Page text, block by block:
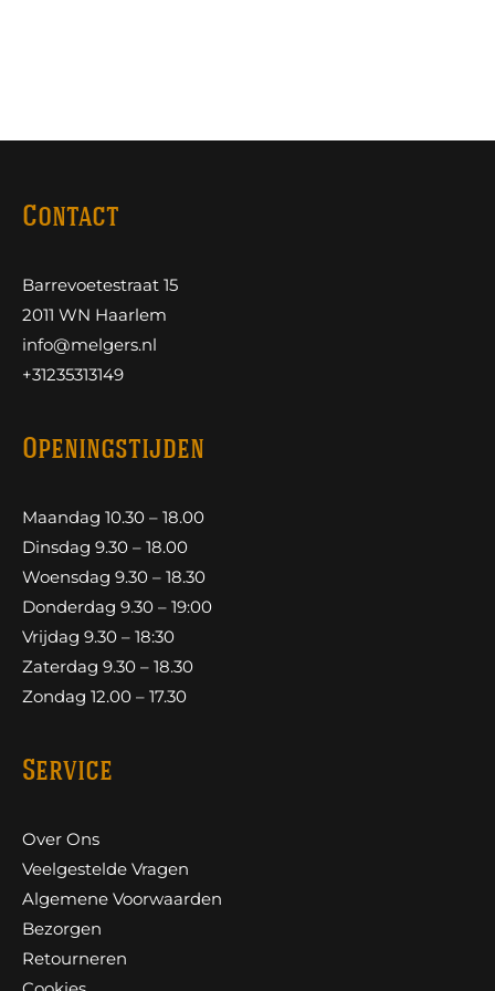
Contact
Barrevoetestraat 15
2011 WN Haarlem
info@melgers.nl
+31235313149
Openingstijden
Maandag 10.30 – 18.00
Dinsdag 9.30 – 18.00
Woensdag 9.30 – 18.30
Donderdag 9.30 – 19:00
Vrijdag 9.30 – 18:30
Zaterdag 9.30 – 18.30
Zondag 12.00 – 17.30
Service
Over Ons
Veelgestelde Vragen
Algemene Voorwaarden
Bezorgen
Retourneren